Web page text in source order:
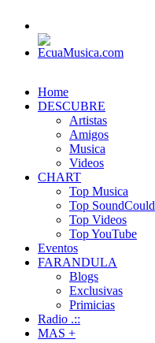
Home
DESCUBRE
Artistas
Amigos
Musica
Videos
CHART
Top Musica
Top SoundCould
Top Videos
Top YouTube
Eventos
FARANDULA
Blogs
Exclusivas
Primicias
Radio .::
MAS +